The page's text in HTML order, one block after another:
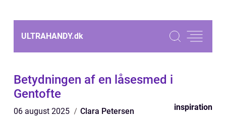
ULTRAHANDY.dk
Betydningen af en låsesmed i
Gentofte
06 august 2025 Clara Petersen inspiration